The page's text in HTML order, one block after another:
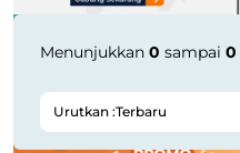
Menunjukkan 0 sampai 0
Urutkan :Terbaru